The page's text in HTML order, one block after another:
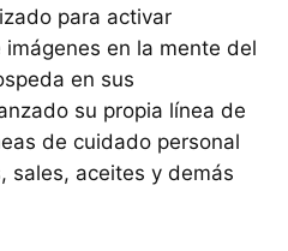
para activar
en la mente del
en sus
su propia línea de
de cuidado personal
sales, aceites y demás